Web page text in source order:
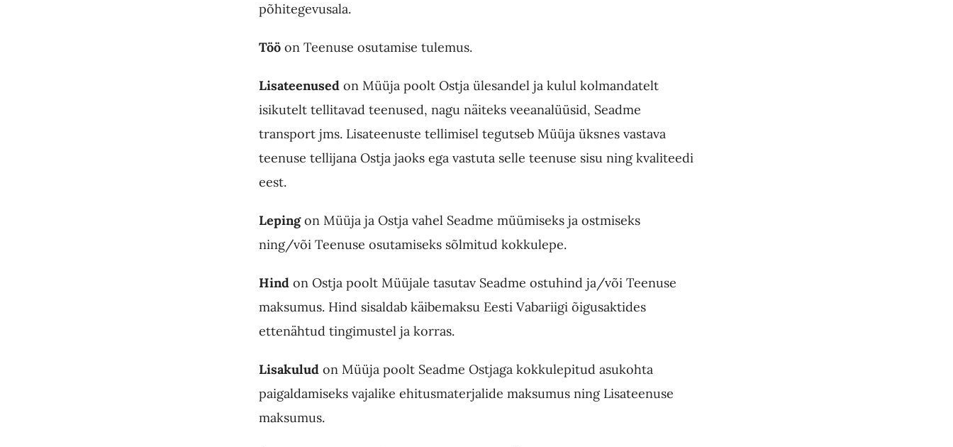
põhitegevusala.
Tööon Teenuse osutamise tulemus.
Lisateenusedon Müüja poolt Ostja ülesandel ja kulul kolmandatelt
isikutelt tellitavad teenused, nagu näiteks veeanalüüsid, Seadme
transport jms. Lisateenuste tellimisel tegutseb Müüja üksnes vastava
teenuse tellijana Ostja jaoks ega vastuta selle teenuse sisu ning kvaliteedi
eest.
Lepingon Müüja ja Ostja vahel Seadme müümiseks ja ostmiseks
ning/või Teenuse osutamiseks sõlmitud kokkulepe.
Hindon Ostja poolt Müüjale tasutav Seadme ostuhind ja/või Teenuse
maksumus. Hind sisaldab käibemaksu Eesti Vabariigi õigusaktides
ettenähtud tingimustel ja korras.
Lisakuludon Müüja poolt Seadme Ostjaga kokkulepitud asukohta
paigaldamiseks vajalike ehitusmaterjalide maksumus ning Lisateenuse
maksumus.